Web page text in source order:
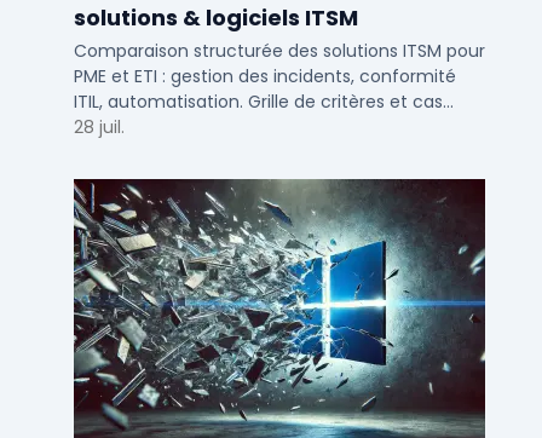
solutions & logiciels ITSM
Comparaison structurée des solutions ITSM pour
PME et ETI : gestion des incidents, conformité
ITIL, automatisation. Grille de critères et cas
d'usage par taille d'entreprise.
28 juil.